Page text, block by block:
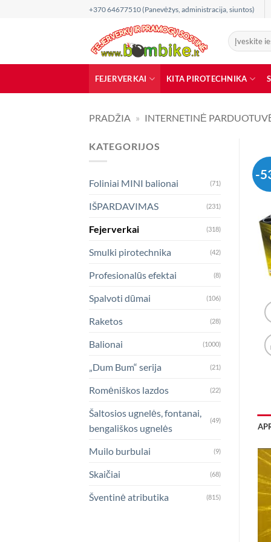
+370 64677510 (Panevėžys, administracija, siuntos)
Ieškoti:
FEJERVERKAI KITA PIROTECHNIKA
PRADŽIA » INTERNETINĖ
KATEGORIJOS
Foliniai MINI balionai (71)
IŠPARDAVIMAS (231)
Fejerverkai (318)
Smulki pirotechnika (42)
Profesionalūs efektai (8)
Spalvoti dūmai (106)
Raketos (28)
Balionai (1000)
„Dum Bum“ serija (21)
Romėniškos lazdos (22)
Šaltosios ugnelės, fontanai,
bengališkos ugnelės
(49)
Muilo burbulai (9)
Skaičiai (68)
Šventinė atributika (815)
-